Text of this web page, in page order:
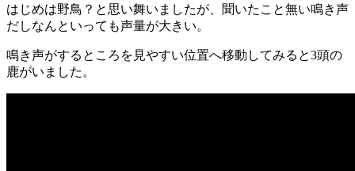
はじめは野鳥？と思い舞いましたが、聞いたこと無い鳴き声
だしなんといっても声量が大きい。
鳴き声がするところを見やすい位置へ移動してみると3頭の
鹿がいました。